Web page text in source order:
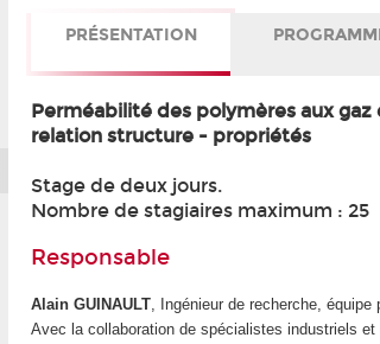
PRÉSENTATION
Perméabilité des polymères aux
relation structure - propriétés
Stage de deux jours.
Nombre de stagiaires maximum : 25
Responsable
Alain GUINAULT , Ingénieur de recherche,
Avec la collaboration de spécialistes industriels et